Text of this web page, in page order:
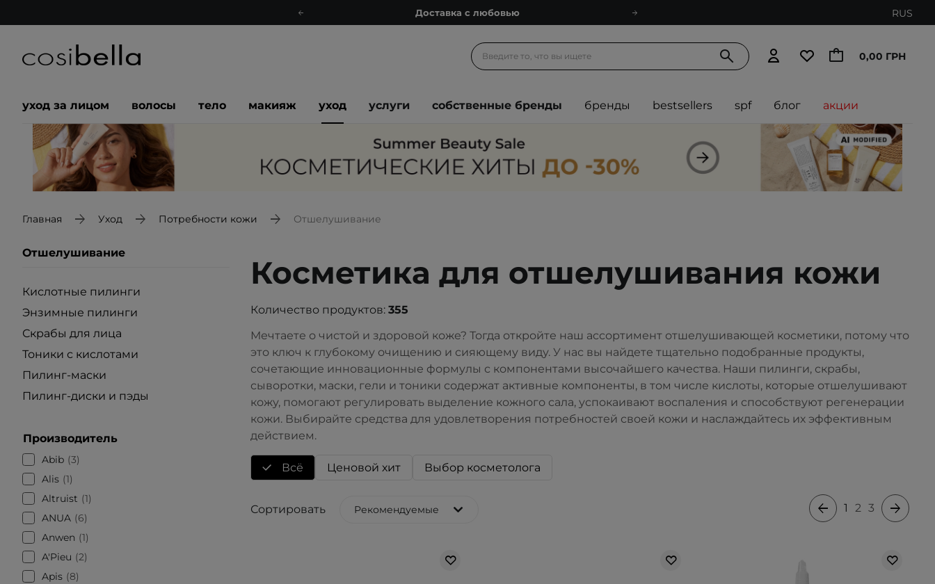
Доставка с любовью
Блог
Познакомимся?
Доставка с любовью
Подарочные карты
RUS
0,00 ГРН
уход за лицом волосы тело макияж уход услуги собственные бренды бренды bestsellers spf блог акции
Главная Уход Потребности кожи Отшелушивание
Отшелушивание
Кислотные пилинги
Энзимные пилинги
Скрабы для лица
Тоники с кислотами
Пилинг-маски
Пилинг-диски и пэды
Производитель
Abib 3
Alis 1
Altruist
1
ANUA
6
Anwen
1
A'Pieu
2
Apis 8
Косметика для отшелушивания кожи
Количество продуктов: 355
Мечтаете о чистой и здоровой коже? Тогда откройте наш ассортимент отшелушивающей косметики, потому что
это ключ к глубокому очищению и сияющему виду. У нас вы найдете тщательно подобранные продукты,
сочетающие инновационные формулы с компонентами высочайшего качества. Наши пилинги, скрабы,
сыворотки, маски, гели и тоники содержат активные компоненты, в том числе кислоты, которые отшелушивают
кожу, помогают регулировать выделение кожного сала, успокаивают воспаления и способствуют регенерации
кожи. Выбирайте средства для удовлетворения потребностей своей кожи и наслаждайтесь их эффективным
действием.
Всё Ценовой хит Выбор косметолога
Сортировать Рекомендуемые 1 2 3